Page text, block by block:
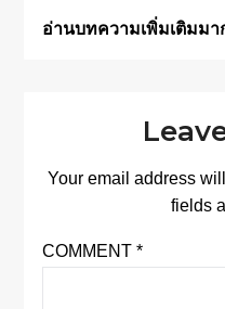
อ่านบทความเพิ่มเติมม
Your email address
fields
COMMENT *